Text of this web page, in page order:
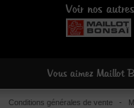
Voir nos
Vous aimez Maillot
Conditions générales de vente -